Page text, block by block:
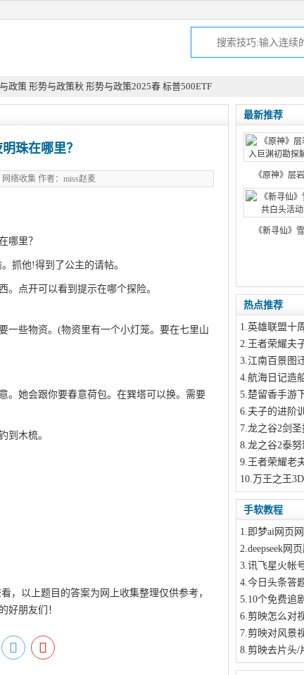
政策 形势与政策秋 形势与政策2025春 标普500ETF
珠在哪里？
络收集 作者：miss赵麦
抓他!得到了公主的请帖。
。点开可以看到提示在哪个探险。
一些物资。(物资里有一个小灯笼。要在七里山
。她会跟你要春意荷包。在巽塔可以换。需要
到木梳。
，以上题目的答案为网上收集整理仅供参考，
好朋友们！
最新推荐
《原神》层
《新寻仙》
热点推荐
1.英雄联盟十
2.王者荣耀夫
3.江南百景图
4.航海日记造
5.楚留香手游
6.夫子的进阶
7.龙之谷2剑
8.龙之谷2泰
9.王者荣耀老
10.万王之王
手软教程
1.即梦ai网页
2.deepseek网
3.讯飞星火帐
4.今日头条答
5.10个免费追
6.剪映怎么对
7.剪映对风景
8.剪映去片头/